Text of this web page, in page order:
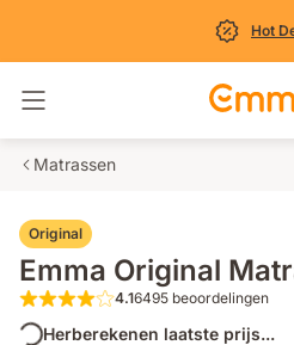
Hot
Navigatie in- en uitschakelen
Matrassen
Original
Emma Original
4.1 van de 5
4.16495 beoordelingen
Herberekenen laatste prijs...